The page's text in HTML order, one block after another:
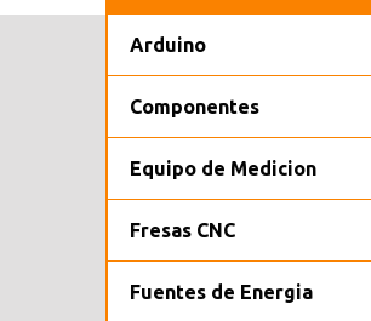
Arduino
Componentes
Equipo de Medicion
Fresas CNC
Fuentes de Energia